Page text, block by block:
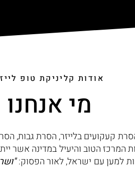
אודות קליניקת טופ
מי אנחנו
קעקועים בלייזר, הסרת גבות,
המרכז הטוב והיעיל במדינה אשר
למען עם ישראל, לאור הפסוק: